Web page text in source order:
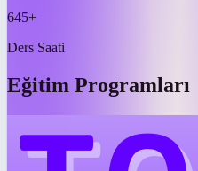
645+
Ders Saati
Eğitim Programları